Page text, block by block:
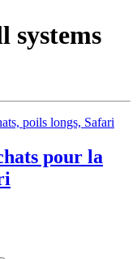
systems
pour la